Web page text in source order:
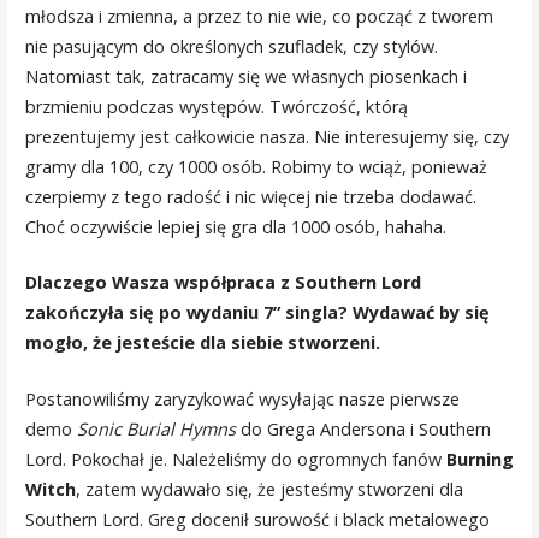
młodsza i zmienna, a przez to nie wie, co począć z tworem
nie pasującym do określonych szufladek, czy stylów.
Natomiast tak, zatracamy się we własnych piosenkach i
brzmieniu podczas występów. Twórczość, którą
prezentujemy jest całkowicie nasza. Nie interesujemy się, czy
gramy dla 100, czy 1000 osób. Robimy to wciąż, ponieważ
czerpiemy z tego radość i nic więcej nie trzeba dodawać.
Choć oczywiście lepiej się gra dla 1000 osób, hahaha.
Dlaczego Wasza współpraca z Southern Lord
zakończyła się po wydaniu 7” singla? Wydawać by się
mogło, że jesteście dla siebie stworzeni.
Postanowiliśmy zaryzykować wysyłając nasze pierwsze
demo Sonic Burial Hymnsdo Grega Andersona i Southern
Lord. Pokochał je. Należeliśmy do ogromnych fanów Burning
Witch, zatem wydawało się, że jesteśmy stworzeni dla
Southern Lord. Greg docenił surowość i black metalowego